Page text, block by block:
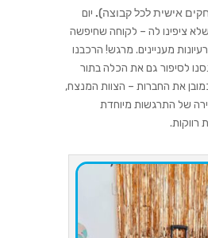
אישית לכל קבוצה). יום
ציפינו לה – לקוחה שחיפשה
מעניינים. מרגש! הרכבנו
לסיפור גם את הכלה בתור
את החברות – הצוות המנצח,
של התרגשות מיוחדת